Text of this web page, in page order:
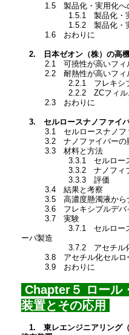
1.5 製品化・実用化へ
1.5.1 製品化・実用
1.5.2 製品化・実用
1.6 おわりに
2. 日本ゼオン（株）の高
2.1 可撓性が高いフィル
2.2 耐熱性が高いフィル
2.2.1 フレキシブ
2.2.2 ZCフィルム
2.3 おわりに
3. セルロースナノファイ
3.1 セルロースナノファ
3.2 ナノファイバーの懸
3.3 材料と方法
3.3.1 セルロース
3.3.2 ナノフィブリル
3.3.3 評価
3.4 結果と考察
3.5 高濃度懸濁液からナ
3.6 フレキシブルデバイ
3.7 実験
3.7.1 セルロースパル
ーパ製造
3.7.2 アセチル
3.8 アセチル化セルロー
3.9 おわりに
Chapter５ ロール
装置とその応用
1. 東レエンジニアリング（